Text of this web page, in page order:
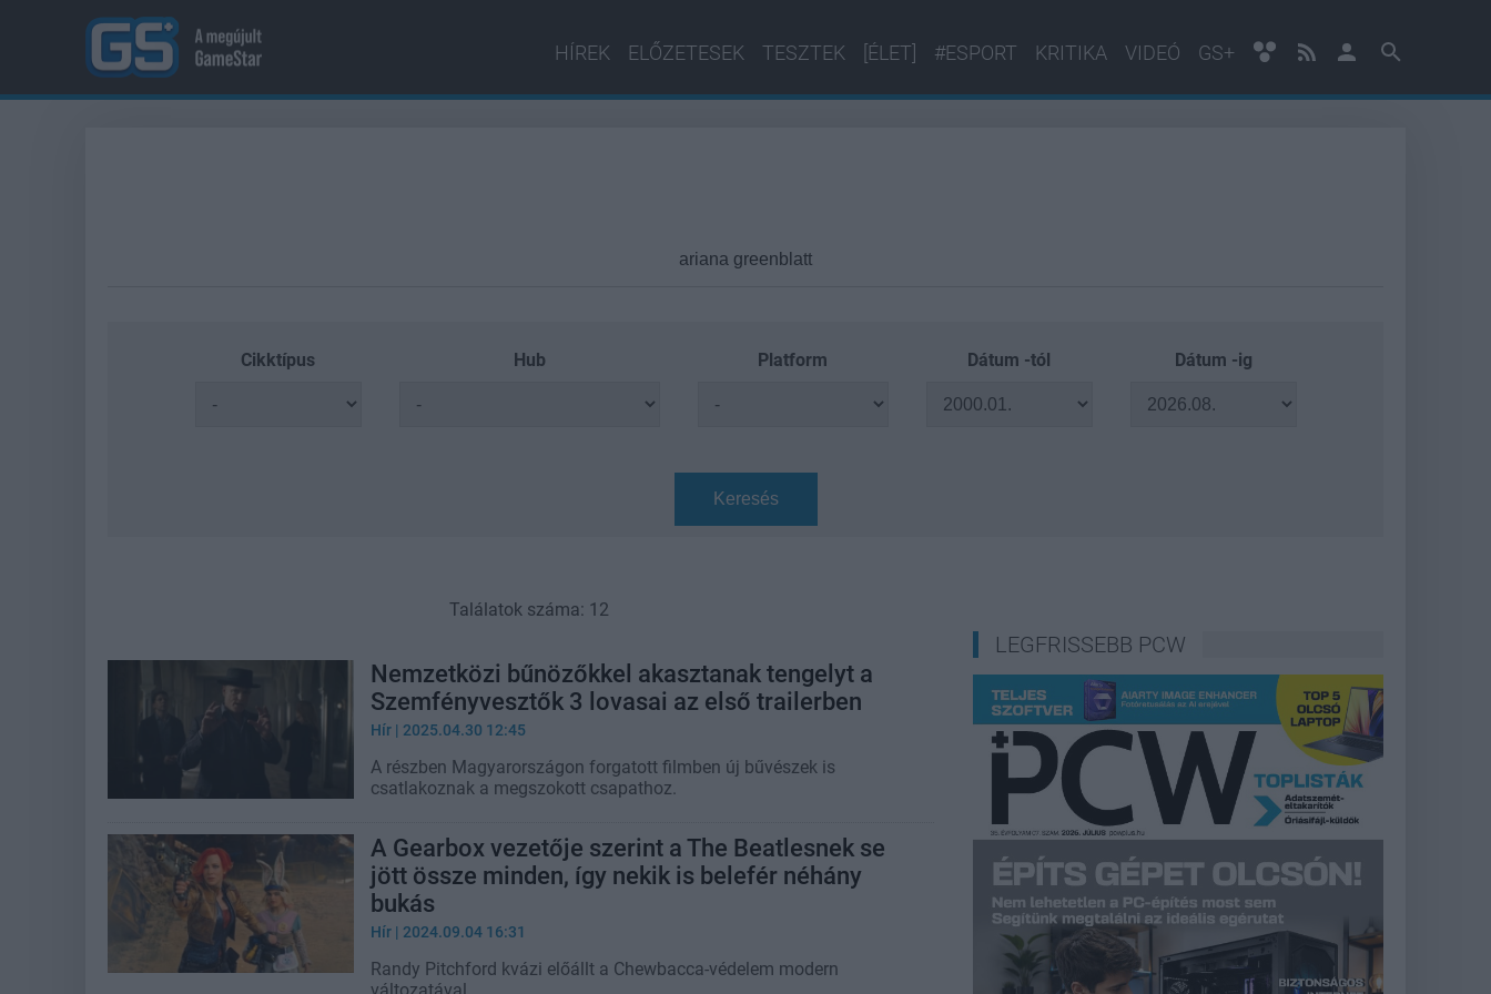
HÍREK ELŐZETESEK TESZTEK [ÉLET] #ESPORT KRITIKA VIDEÓ GS+
Cikktípus Hub Platform Dátum -tól Dátum -ig
Keresés
Találatok száma: 12
Nemzetközi bűnözőkkel akasztanak tengelyt a
Szemfényvesztők 3 lovasai az első trailerben
Hír | 2025.04.30 12:45
A részben Magyarországon forgatott filmben új bűvészek is
csatlakoznak a megszokott csapathoz.
A Gearbox vezetője szerint a The Beatlesnek se
jött össze minden, így nekik is belefér néhány
bukás
Hír | 2024.09.04 16:31
Randy Pitchford kvázi előállt a Chewbacca-védelem modern
LEGFRISSEBB PCW